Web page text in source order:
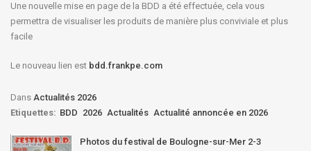
Une nouvelle mise en page de la BDD a été effectuée, cela vous
permettra de visualiser les produits de manière plus conviviale et plus
facile
Le nouveau lien est bdd.frankpe.com
Dans Actualités 2026
Etiquettes: BDD 2026 Actualités Actualité annoncée en 2026
Photos du festival de Boulogne-sur-Mer 2-3